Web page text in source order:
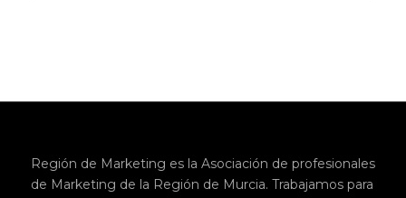
Región de Marketing es la Asociación de profesionales
de Marketing de la Región de Murcia. Trabajamos para